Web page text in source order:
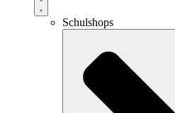
Schulshops